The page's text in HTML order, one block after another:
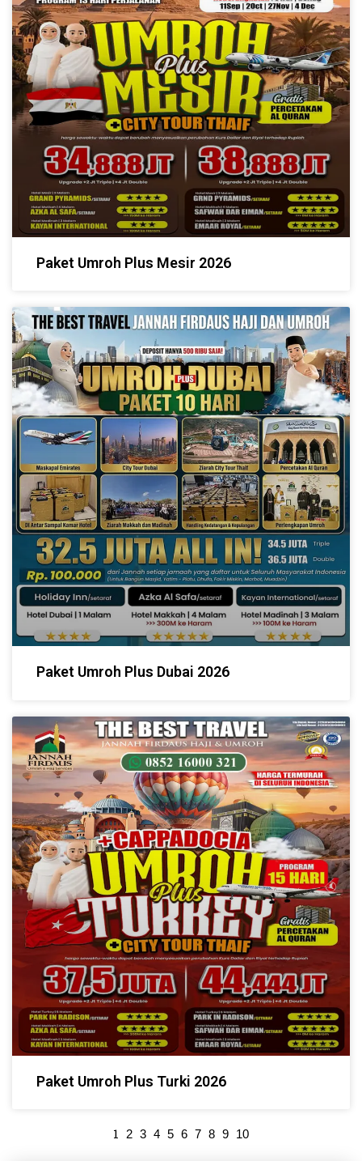
Paket Umroh Plus Mesir 2026
Paket Umroh Plus Dubai 2026
Paket Umroh Plus Turki 2026
1 2 3 4 5 6 7 8 9 10